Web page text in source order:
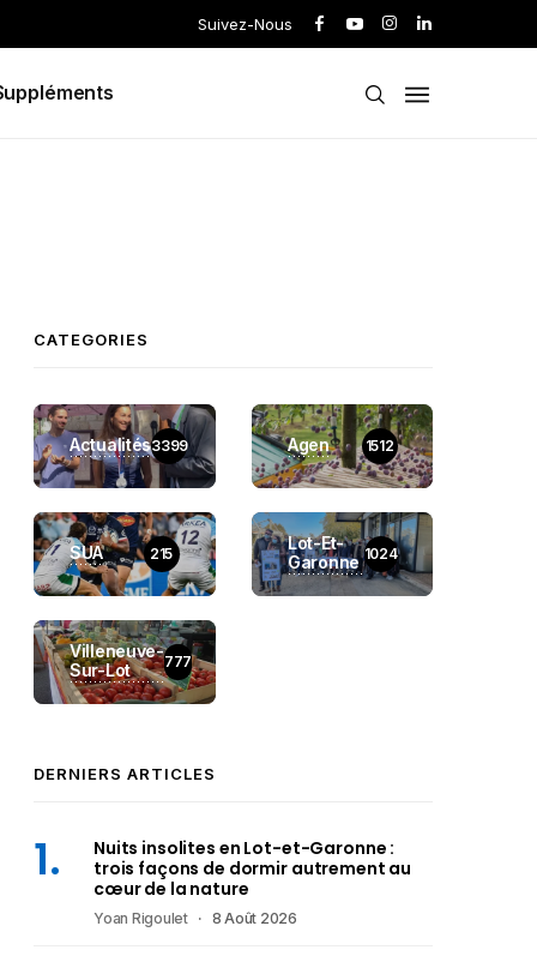
Suivez-Nous
CATEGORIES
Actualités3399 Agen 1512
SUA 215
Lot-Et-
Garonne 1024
Villeneuve-
Sur-Lot
777
DERNIERS ARTICLES
Nuits insolites en Lot-et-Garonne :
trois façons de dormir autrement au
cœur de la nature
Yoan Rigoulet 8 Août 2026